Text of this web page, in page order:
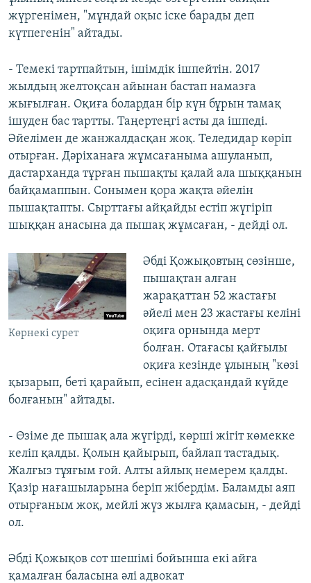
жүргенімен, "мұндай оқыс іске барады деп
күтпегенін" айтады.
- Темекі тартпайтын, ішімдік ішпейтін. 2017
жылдың желтоқсан айынан бастап намазға
жығылған. Оқиға болардан бір күн бұрын тамақ
ішуден бас тартты. Таңертеңгі асты да ішпеді.
Әйелімен де жанжалдасқан жоқ. Теледидар көріп
отырған. Дәріханаға жұмсағаныма ашуланып,
дастарханда тұрған пышақты қалай ала шыққанын
байқамаппын. Сонымен қора жақта әйелін
пышақтапты. Сырттағы айқайды естіп жүгіріп
шыққан анасына да пышақ жұмсаған, - дейді ол.
Көрнекі сурет
Әбді Қожықовтың сөзінше,
пышақтан алған
жарақаттан 52 жастағы
әйелі мен 23 жастағы келіні
оқиға орнында мерт
болған. Отағасы қайғылы
оқиға кезінде ұлының "көзі
қызарып, беті қарайып, есінен адасқандай күйде
болғанын" айтады.
- Өзіме де пышақ ала жүгірді, көрші жігіт көмекке
келіп қалды. Қолын қайырып, байлап тастадық.
Жалғыз тұяғым ғой. Алты айлық немерем қалды.
Қазір нағашыларына беріп жібердім. Баламды аяп
отырғаным жоқ, мейлі жүз жылға қамасын, - дейді
ол.
Әбді Қожықов сот шешімі бойынша екі айға
қамалған баласына әлі адвокат